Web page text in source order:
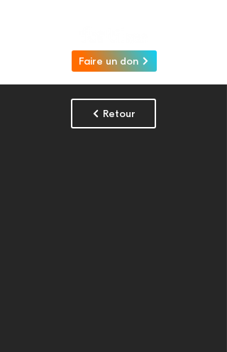
Faire un don
Retour